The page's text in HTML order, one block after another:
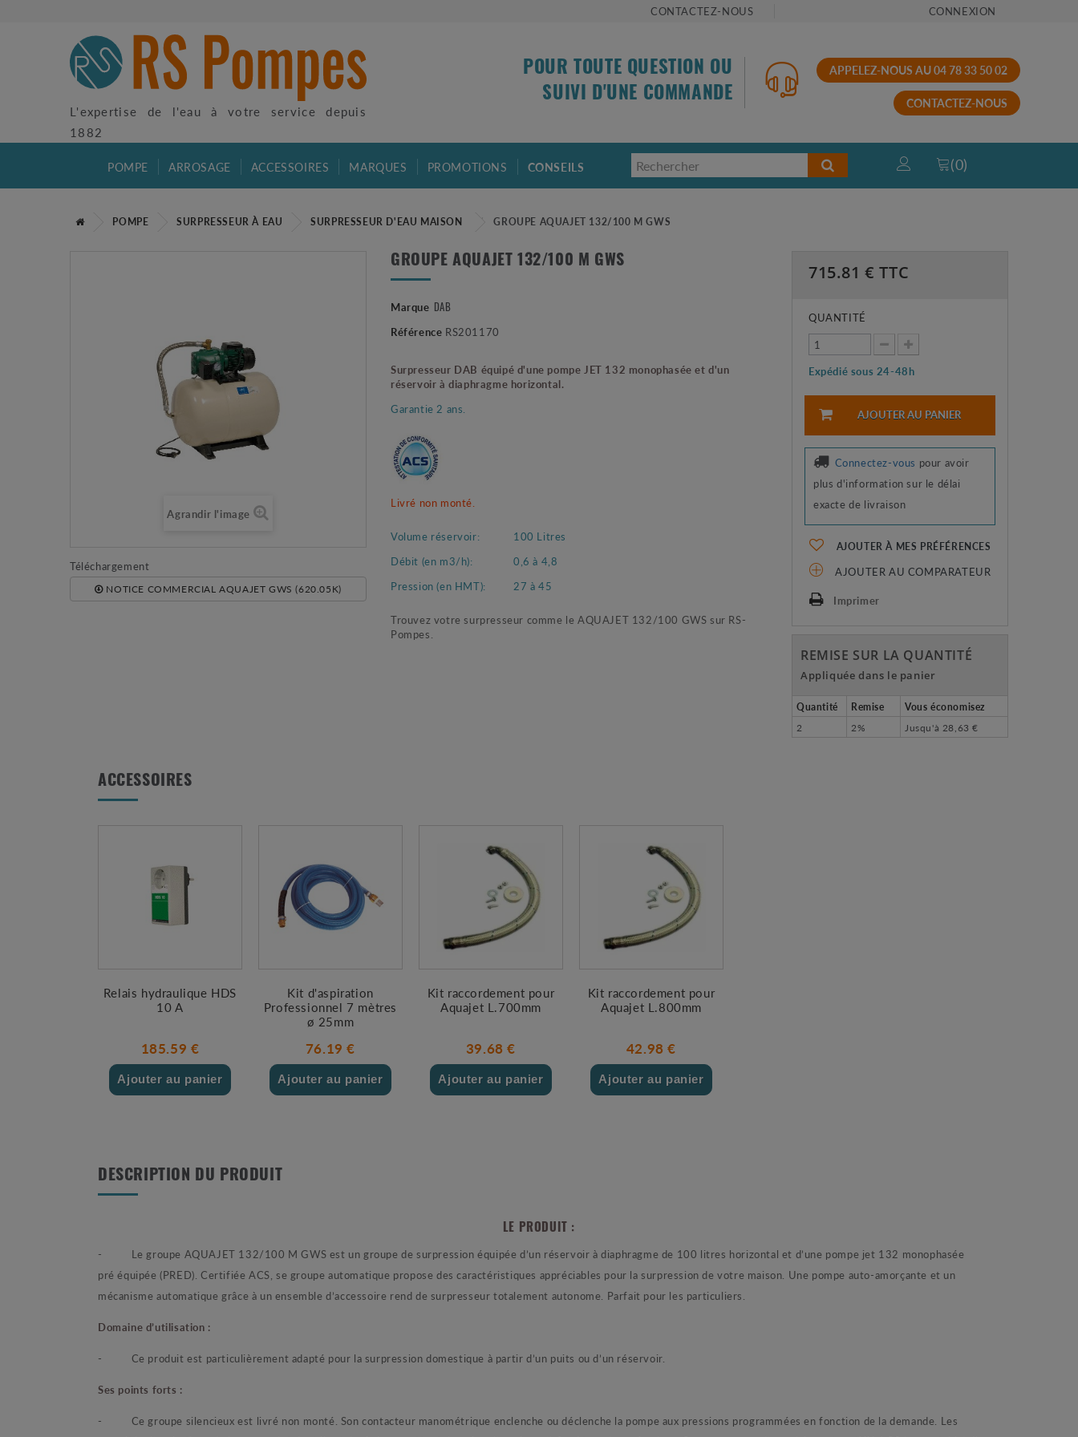
CONTACTEZ-NOUS CONNEXION
L'expertise de l'eau à votre service depuis
1882
POUR TOUTE QUESTION OU
SUIVI D'UNE COMMANDE
APPELEZ-NOUS AU 04 78 33 50 02
CONTACTEZ-NOUS
POMPE ARROSAGE ACCESSOIRES MARQUES PROMOTIONS CONSEILS (0)
POMPE SURPRESSEUR À EAU SURPRESSEUR D'EAU MAISON GROUPE AQUAJET 132/100 M GWS
Agrandir l'image
Téléchargement
NOTICE COMMERCIAL AQUAJET GWS (620.05K)
GROUPE AQUAJET 132/100 M GWS
Marque DAB
Référence RS201170
Surpresseur DAB équipé d'une pompe JET 132 monophasée et d'un
réservoir à diaphragme horizontal.
Garantie 2 ans.
Livré non monté.
Volume réservoir:
100 Litres
Débit (en m3/h):
0,6 à 4,8
Pression (en HMT):
27 à 45
Trouvez votre surpresseur comme le AQUAJET 132/100 GWS sur RS-
Pompes.
715.81 € TTC
QUANTITÉ
Expédié sous 24-48h
AJOUTER AU PANIER
Connectez-vous pour avoir
plus d'information sur le délai
exacte de livraison
AJOUTER À MES PRÉFÉRENCES
AJOUTER AU COMPARATEUR
Imprimer
REMISE SUR LA QUANTITÉ
Appliquée dans le panier
Quantité Remise
Vous économisez
2
2% Jusqu'à 28,63 €
ACCESSOIRES
Relais hydraulique HDS
10 A
185.59 €
Ajouter au panier
Kit d'aspiration
Professionnel 7 mètres
ø 25mm
76.19 €
Ajouter au panier
Kit raccordement pour
Aquajet L.700mm
39.68 €
Ajouter au panier
Kit raccordement pour
Aquajet L.800mm
42.98 €
Ajouter au panier
DESCRIPTION DU PRODUIT
LE PRODUIT :
- Le groupe AQUAJET 132/100 M GWS est un groupe de surpression équipée d’un réservoir à diaphragme de 100 litres horizontal et d’une pompe jet 132 monophasée
pré équipée (PRED). Certifiée ACS, se groupe automatique propose des caractéristiques appréciables pour la surpression de votre maison. Une pompe auto-amorçante et un
mécanisme automatique grâce à un ensemble d’accessoire rend de surpresseur totalement autonome. Parfait pour les particuliers.
Domaine d’utilisation :
- Ce produit est particulièrement adapté pour la surpression domestique à partir d’un puits ou d’un réservoir.
Ses points forts :
- Ce groupe silencieux est livré non monté. Son contacteur manométrique enclenche ou déclenche la pompe aux pressions programmées en fonction de la demande. Les